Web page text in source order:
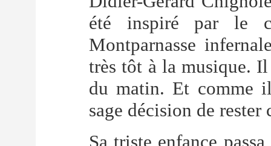
été inspiré par le
Montparnasse
très tôt à la musique.
du matin. Et comme
sage décision de rester
Sa triste enfance